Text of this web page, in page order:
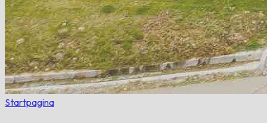
Startpagina